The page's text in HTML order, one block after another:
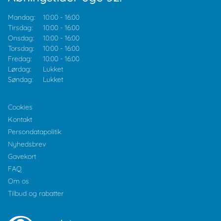
Mandag: 10:00 - 16:00
Tirsdag:
10:00 - 16:00
Onsdag:
10:00 - 16:00
Torsdag:
10:00 - 16:00
Fredag:
10:00 - 16:00
Lørdag:
Lukket
Søndag:
Lukket
Cookies
Kontakt
Persondatapolitik
Nyhedsbrev
Gavekort
FAQ
Om os
Tilbud og rabatter